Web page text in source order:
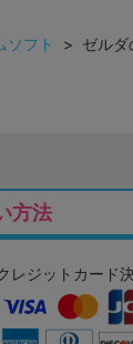
ソフト > ゼルダ
方法
レジットカード